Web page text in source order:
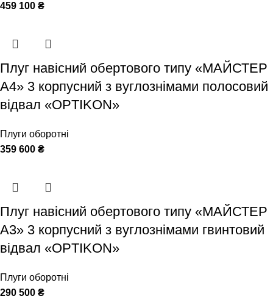
459 100 ₴
Плуг навісний обертового типу «МАЙСТЕР
А4» 3 корпусний з вуглознімами полосовий
відвал «OPTIKON»
Плуги оборотні
359 600 ₴
Плуг навісний обертового типу «МАЙСТЕР
А3» 3 корпусний з вуглознімами гвинтовий
відвал «OPTIKON»
Плуги оборотні
290 500 ₴